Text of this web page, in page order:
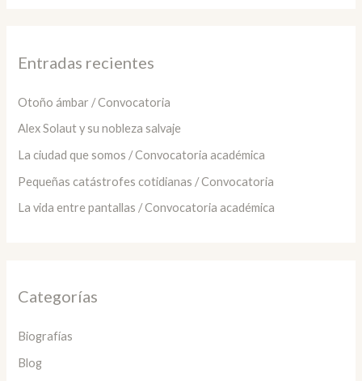
r
:
Entradas recientes
Otoño ámbar / Convocatoria
Alex Solaut y su nobleza salvaje
La ciudad que somos / Convocatoria académica
Pequeñas catástrofes cotidianas / Convocatoria
La vida entre pantallas / Convocatoria académica
Categorías
Biografías
Blog